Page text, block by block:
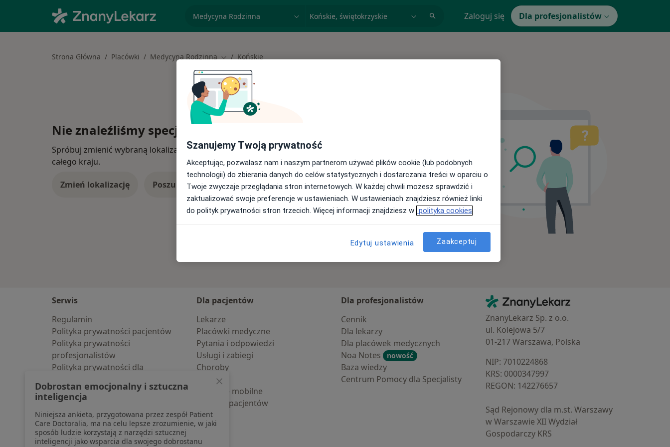
specjalizacja, badanie lub nazwiskomiasto lub dzielnica Zaloguj się Dla profesjonalistów
Strona Główna Placówki Medycyna Rodzinna Zmień miasto
Końskie
Nie znaleźliśmy specjalistów spełniających podane kryteria
Spróbuj zmienić wybraną lokalizację lub wypróbuj konsultacje online ze specjalistami z
całego kraju.
Zmień lokalizację Poszukaj konsultacji online
Serwis
Regulamin
Polityka prywatności pacjentów
Polityka prywatności
profesjonalistów
Polityka prywatności dla
pozyskaliśmy samodzielnie
Polityka cookies
Jak działają wyniki wyszukiwania
Dostępność
O nas
Dla pacjentów
Lekarze
Placówki medyczne
Pytania i odpowiedzi
Usługi i zabiegi
Choroby
Pomoc
Aplikacje mobilne
Blog dla pacjentów
Dla profesjonalistów
Cennik
Dla lekarzy
Dla placówek medycznych
Noa Notes
nowość
Baza wiedzy
Centrum Pomocy dla Specjalisty
Kontakt
ZnanyLekarz - Strona główna
ZnanyLekarz Sp. z o.o.
ul. Kolejowa 5/7
01-217 Warszawa, Polska
NIP: ⁠7010224868
KRS: ⁠0000347997
REGON: ⁠142276657
Sąd Rejonowy dla m.st. Warszawy
w Warszawie XII Wydział
Gospodarczy KRS
Szanujemy Twoją prywatność
Akceptując, pozwalasz nam i naszym partnerom używać plików cookie (lub podobnych
technologii) do zbierania danych do celów statystycznych i dostarczania treści w oparciu o
Twoje zwyczaje przeglądania stron internetowych. W każdej chwili możesz sprawdzić i
zaktualizować swoje preferencje w ustawieniach. W ustawieniach znajdziesz również linki
do polityk prywatności stron trzecich. Więcej informacji znajdziesz w polityka cookies
Edytuj ustawienia Zaakceptuj
Dobrostan emocjonalny i sztuczna
inteligencja
Niniejsza ankieta, przygotowana przez zespół Patient
Care Doctoralia, ma na celu lepsze zrozumienie, w jaki
sposób ludzie korzystają z narzędzi sztucznej
inteligencji jako wsparcia dla swojego dobrostanu